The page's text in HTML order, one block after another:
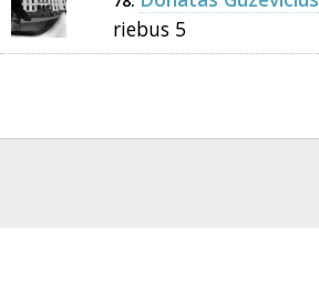
riebus 5